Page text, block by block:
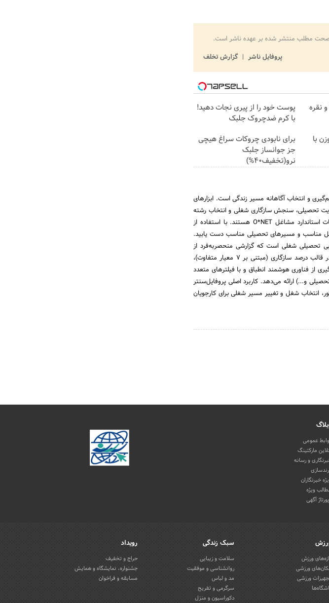
صحت مطلب منتشر شده بر عهده ناشر است.
پروفایل ناشر
گزارش تخلف
نقره
پوست خود را از پیری نجات دهید!
با کرم ضدچروک جلبک
وزن با
برای نابودی چروکات سراغ هیچی
جز جوانساز جلبک
نرو(تخفیف40%)
و انتخاب آگاهانه مسیر زندگی است. ابزارهای
تحصیلی، سنجش سازگاری شغلی و انتخاب رشته
تحصیلی، مبتنی بر علوم روان‌شناختی، هوش مصنوعی و بانک اطلاعات استاندارد مشاغل O*NET هستند. با استفاده از
مناسب و مسیرهای تحصیلی مناسب دست یابید.
تحصیلی شغلی است که گزارشی منحصربه‌فرد از
مشاغل سازگار و ناسازگار با فرد در بیش از ۹۰۰ عنوان شغلی مادر در قالب درصد سازگاری (مبتنی بر ۷ معیار متفاوت)،
از فناوری هوشمند انطباق و با فیلترهای متعدد
و...) ارائه می‌دهد. کاربرد اصلی پروفایل‌سنتر
انتخاب شغل و تغییر مسیر شغلی برای کارجویان
عمومی
مارکتینگ
و رسانه
خبرنگاران
ویژه
آگهی
ورزش
ورزشی
ورزشی
سبک زندگی
سلامت و زیبایی
روانشناسی و موفقیت
مد و لباس
سرگرمی و تفریح
دکوراسیون و منزل
رویداد
حراج و تخفیف
جشنواره، نمایشگاه و همایش
مسابقه و فراخوان